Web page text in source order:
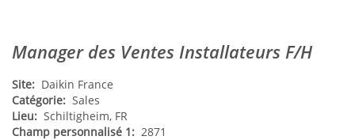
Manager des Ventes Installateurs F/H
Site: Daikin France
Catégorie: Sales
Lieu: Schiltigheim, FR
Champ personnalisé 1: 2871